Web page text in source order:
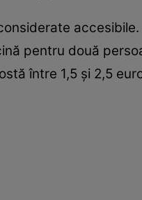
pentru două
între 1,5 și 2,5